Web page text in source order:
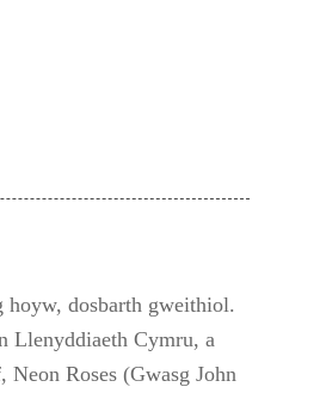
dosbarth gweithiol.
Llenyddiaeth Cymru, a
Roses (Gwasg John